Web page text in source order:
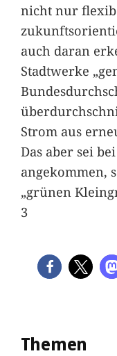
nicht nur
auch daran
Stadtwerke
Strom aus
Das aber sei
angekommen,
„grünen
3
Themen